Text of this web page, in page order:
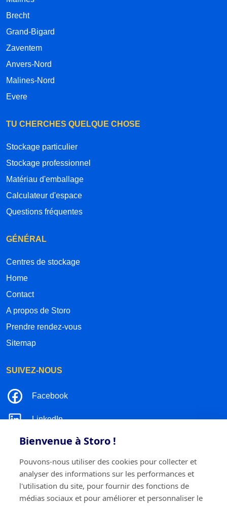
Bienvenue à Storo !
Pouvons-nous utiliser des cookies pour collecter et
analyser des informations sur les performances et
l'utilisation du site, pour fournir des fonctions de
médias sociaux et pour améliorer et personnaliser le
Brecht
Grand-Bigard
Zaventem
Anvers-Nord
Malines-Nord
Evere
TU CHERCHES QUELQUE CHOSE
Stockage particulier
Stockage professionnel
Matériau d'emballage
Calculateur d'espace
Questions fréquentes
GÉNÉRAL
Centres de stockage
Home
Contact
A propos de Storo
Prendre rendez-vous
Sitemap
SUIVEZ-NOUS
Facebook
LinkedIn
Instagram
TikTok